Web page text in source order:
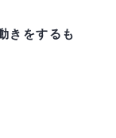
きをするも